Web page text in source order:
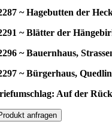
~ Hagebutten der
~ Blätter der
~ Bauernhaus,
~ Bürgerhaus,
Auf der
anfragen